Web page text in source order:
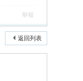
舉報
返回列表